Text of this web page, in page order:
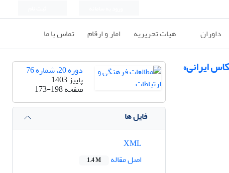
داوران هیات تحریریه امار و ارقام تماس با ما
ایرانی» دوره 20، شماره 76
پاییز 1403
صفحه173-198
فایل ها
اصل مقاله
1.4 M